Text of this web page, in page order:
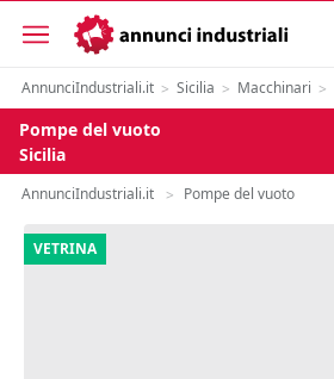
AnnunciIndustriali.it > Sicilia > Macchinari >
Pompe del vuoto
Sicilia
AnnunciIndustriali.it > Pompe del vuoto
VETRINA